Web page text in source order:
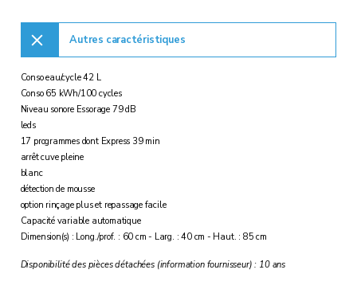
Autres caractéristiques
Conso eau/cycle 42 L
Conso 65 kWh/100 cycles
Niveau sonore Essorage 79 dB
leds
17 programmes dont Express 39 min
arrêt cuve pleine
blanc
détection de mousse
option rinçage plus et repassage facile
Capacité variable automatique
Dimension(s) : Long./prof. : 60 cm - Larg. : 40 cm - Haut. : 85 cm
Disponibilité des pièces détachées (information fournisseur) : 10 ans